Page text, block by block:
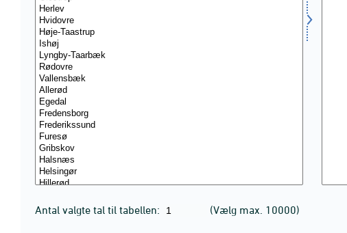
Antal valgte tal til tabellen: (Vælg max. 10000)